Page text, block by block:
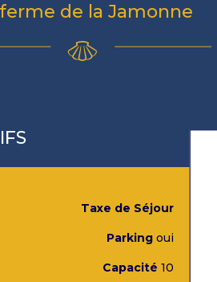
de la Jamonne
Taxe de Séjour
Parking oui
Capacité 10